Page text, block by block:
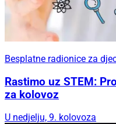
Besplatne radionice za
Rastimo uz STEM:
za kolovoz
U nedjelju, 9. kolovoza